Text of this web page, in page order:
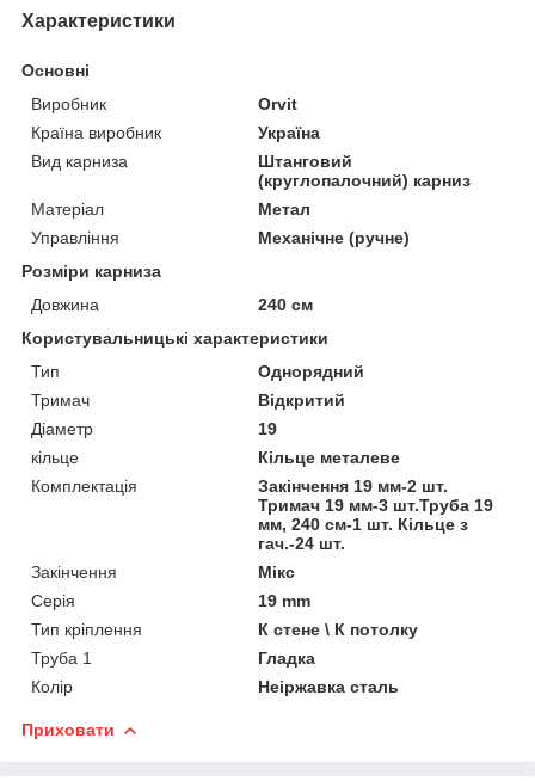
Характеристики
Основні
Виробник
Orvit
Країна виробник
Україна
Вид карниза
Штанговий
(круглопалочний) карниз
Матеріал
Метал
Управління
Механічне (ручне)
Розміри карниза
Довжина
240 см
Користувальницькі характеристики
Тип
Однорядний
Тримач
Відкритий
Діаметр
19
кільце
Кільце металеве
Комплектація
Закінчення 19 мм-2 шт.
Тримач 19 мм-3 шт.Труба 19
мм, 240 см-1 шт. Кільце з
гач.-24 шт.
Закінчення
Мікс
Серія
19 mm
Тип кріплення
К стене \ К потолку
Труба 1
Гладка
Колір
Неіржавка сталь
Приховати